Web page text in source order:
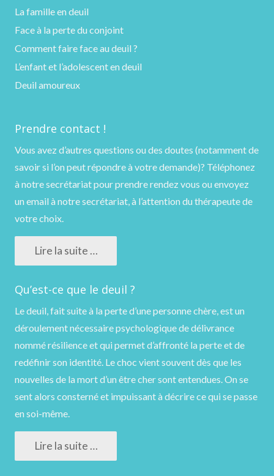
La famille en deuil
Face à la perte du conjoint
Comment faire face au deuil ?
L’enfant et l’adolescent en deuil
Deuil amoureux
Prendre contact !
Vous avez d’autres questions ou des doutes (notamment de
savoir si l’on peut répondre à votre demande)? Téléphonez
à notre secrétariat pour prendre rendez vous ou envoyez
un email à notre secrétariat, à l’attention du thérapeute de
votre choix.
Lire la suite …
Qu’est-ce que le deuil ?
Le deuil, fait suite à la perte d’une personne chère, est un
déroulement nécessaire psychologique de délivrance
nommé résilience et qui permet d’affronté la perte et de
redéfinir son identité. Le choc vient souvent dès que les
nouvelles de la mort d’un être cher sont entendues. On se
sent alors consterné et impuissant à décrire ce qui se passe
en soi-même.
Lire la suite …